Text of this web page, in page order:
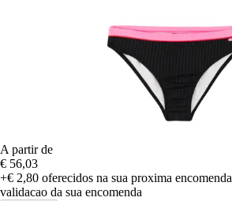
A partir de
€ 56,03
+€ 2,80 oferecidos na sua proxima encomenda
validacao da sua encomenda